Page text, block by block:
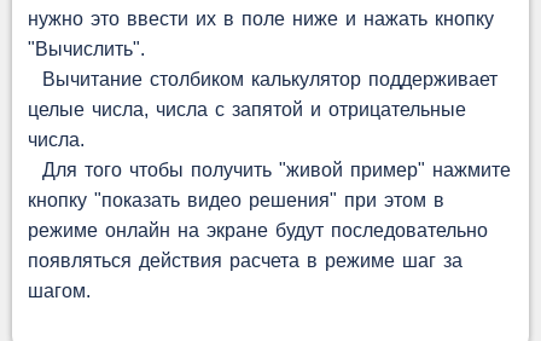
нужно это ввести их в поле ниже и нажать кнопку
"Вычислить".
Вычитание столбиком калькулятор поддерживает
целые числа, числа с запятой и отрицательные
числа.
Для того чтобы получить "живой пример" нажмите
кнопку "показать видео решения" при этом в
режиме онлайн на экране будут последовательно
появляться действия расчета в режиме шаг за
шагом.